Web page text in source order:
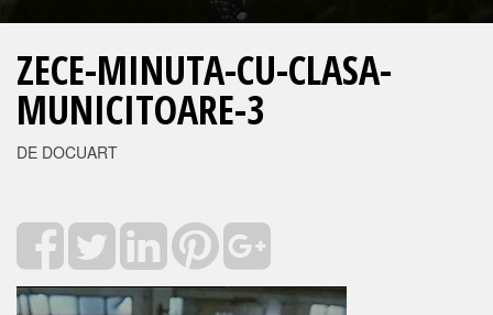
ZECE-MINUTA-CU-CLASA-
MUNICITOARE-3
DE DOCUART